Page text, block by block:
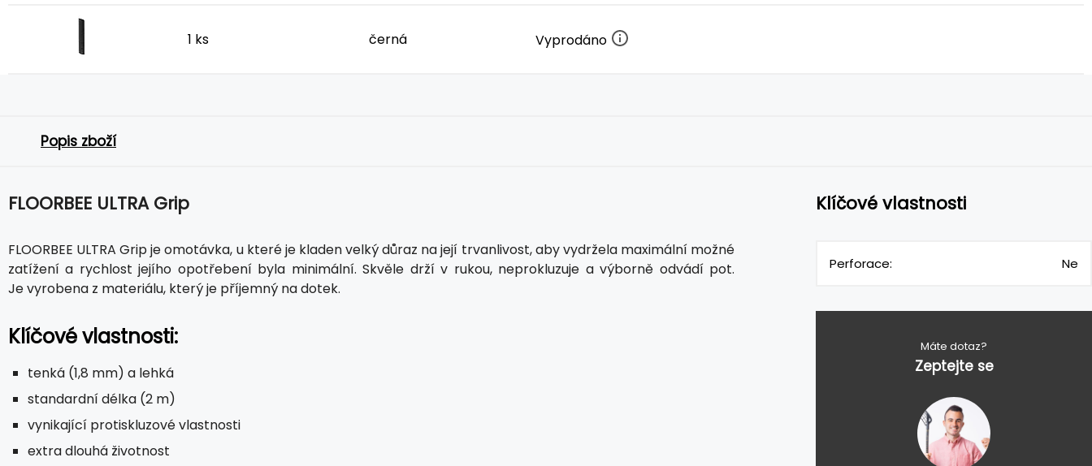
1 ks černá Vyprodáno
Popis zboží
FLOORBEE ULTRA Grip
FLOORBEE ULTRA Grip je omotávka, u které je kladen velký důraz na její trvanlivost, aby vydržela maximální možné
zatížení a rychlost jejího opotřebení byla minimální. Skvěle drží v rukou, neprokluzuje a výborně odvádí pot.
Je vyrobena z materiálu, který je příjemný na dotek.
Klíčové vlastnosti:
tenká (1,8 mm) a lehká
standardní délka (2 m)
vynikající protiskluzové vlastnosti
extra dlouhá životnost
Klíčové vlastnosti
Perforace: Ne
Máte dotaz?
Zeptejte se